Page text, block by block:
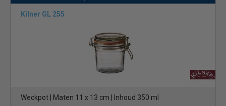
Kilner GL 255
Weckpot | Maten 11 x 13 cm | Inhoud 350 ml